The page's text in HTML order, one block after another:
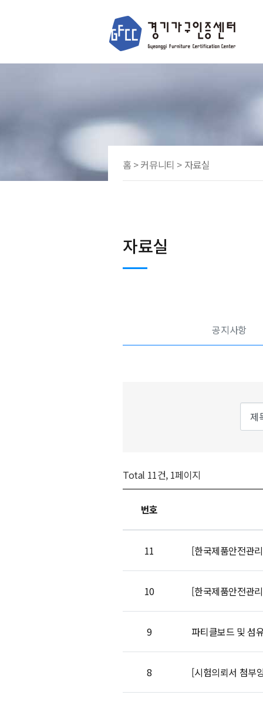
홈 > 커뮤니티 > 자료실
자료실
공지사항
Total 11건, 1페이지
번호
11 [한국제품안전관
10 [한국제품안전관
9 파티클보드 및 섬
8 [시험의뢰서 첨부